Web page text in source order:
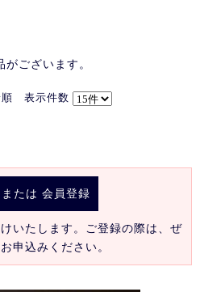
がございます。
表示件数
または 会員登録
いたします。ご登録の際は、ぜ
申込みください。